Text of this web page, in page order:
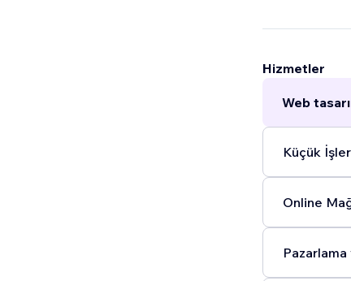
Hizmetler
Web
Küçük
Online
Pazarlama